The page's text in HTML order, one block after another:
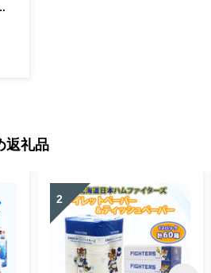
返礼品
2